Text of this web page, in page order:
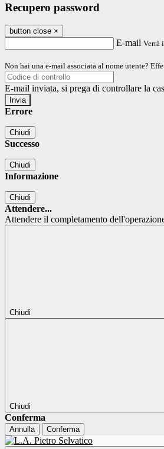
Recupero password
button close ×
E-mail Verrà
Non hai una e-mail associata al nome utente?
E-mail inviata, si prega di controllare la
Errore
Chiudi
Successo
Chiudi
Informazione
Chiudi
Attendere...
Attendere il completamento
Chiudi
Chiudi
Conferma
Annulla Conferma